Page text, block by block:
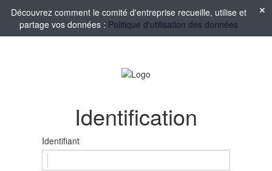
Découvrez comment le comité d'entreprise recueille, utilise et
partage vos données : Politique d'utilisation des données
Identification
Identifiant